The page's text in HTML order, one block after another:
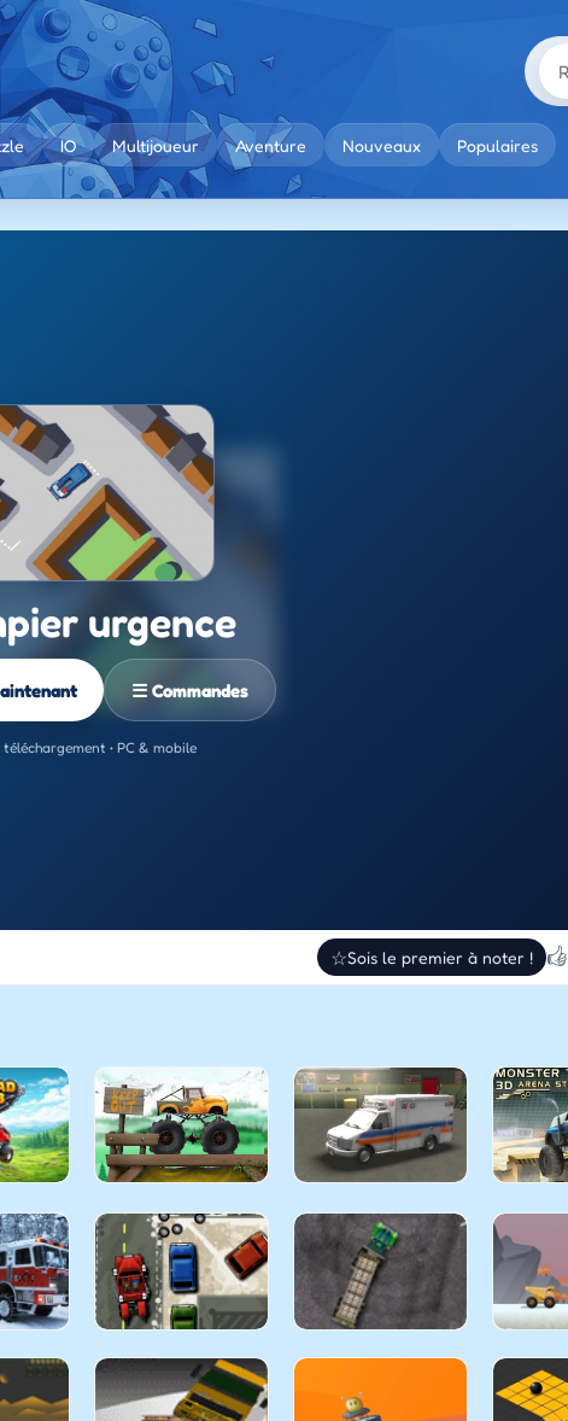
IO Multijoueur Aventure Nouveaux Populaires
urgence
☰ Commandes
téléchargement • PC & mobile
☆Sois le premier à noter ! 👍